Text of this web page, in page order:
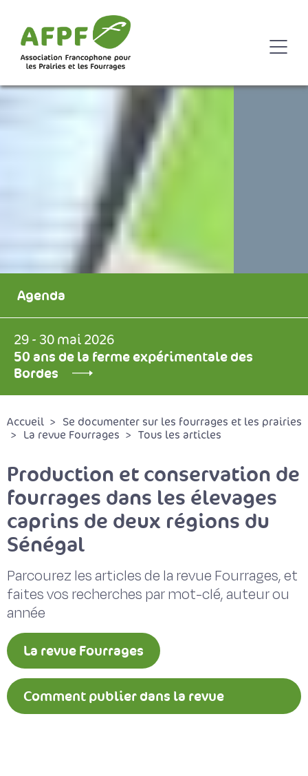
Agenda
29 - 30 mai 2026
50 ans de la ferme expérimentale des
Bordes
Accueil
Se documenter sur les fourrages et les prairies
La revue Fourrages
Tous les articles
Production et conservation de
fourrages dans les élevages
caprins de deux régions du
Sénégal
Parcourez les articles de la revue Fourrages, et
faites vos recherches par mot-clé, auteur ou
année
La revue Fourrages
Comment publier dans la revue